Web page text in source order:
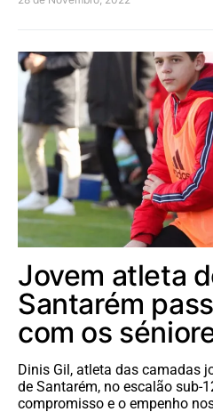
Jovem atleta
Santarém
com os
Dinis Gil, atleta das camadas
de Santarém, no escalão sub-
compromisso e o empenho